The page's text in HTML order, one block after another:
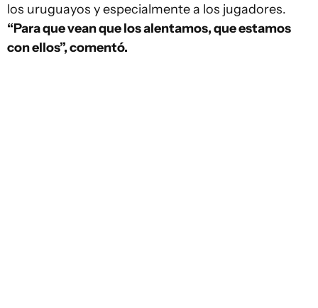
los uruguayos y especialmente a los jugadores.
“Para que vean que los alentamos, que estamos
con ellos”, comentó.